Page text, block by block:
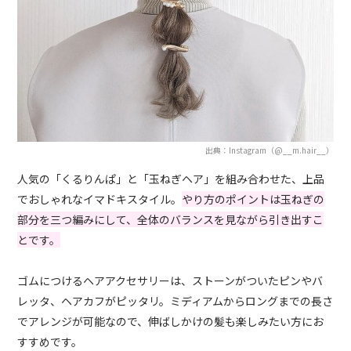
出典：Instagram（@__m.hair__）
人気の「くるりんぱ」と「玉ねぎヘア」を組み合わせた、上品
でおしゃれなイマドキスタイル。 やり方のポイントは玉ねぎの
部分を三つ編みにして、全体のバランスを見ながら引き出すこ
とです。
ゴムにつけるヘアアクセサリーは、ストーンがついたピンやバ
レッタ、ヘアカフがピッタリ。ミディアムからロングまでの長さ
でアレンジが可能なので、伸ばしかけの髪も楽しみたい方にお
すすめです。